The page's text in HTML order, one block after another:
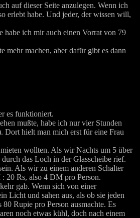
auf dieser Seite anzulegen. Wenn ich
erlebt habe. Und jeder, der wissen will,
habe ich mir auch einen Vorrat von 79
machen, aber dafür gibt es dann
es funktioniert.
mußte, habe ich nur vier Stunden
Dort hielt man mich erst für eine Frau
wollten. Als wir Nachts um 5 über
durch das Loch in der Glasscheibe rief.
Als wir zu einem anderen Schalter
20 Rs, also 4 DM pro Person.
gab. Wenn sich von einer
Licht und sahen aus, als ob sie jeden
Rupie pro Person ausmachte. Es
noch etwas kühl, doch nach einem